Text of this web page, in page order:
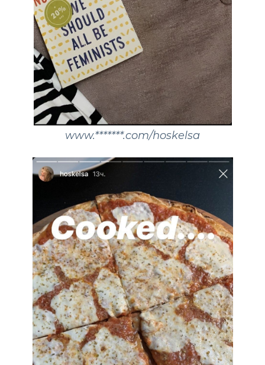
www.*******.com/hoskelsa